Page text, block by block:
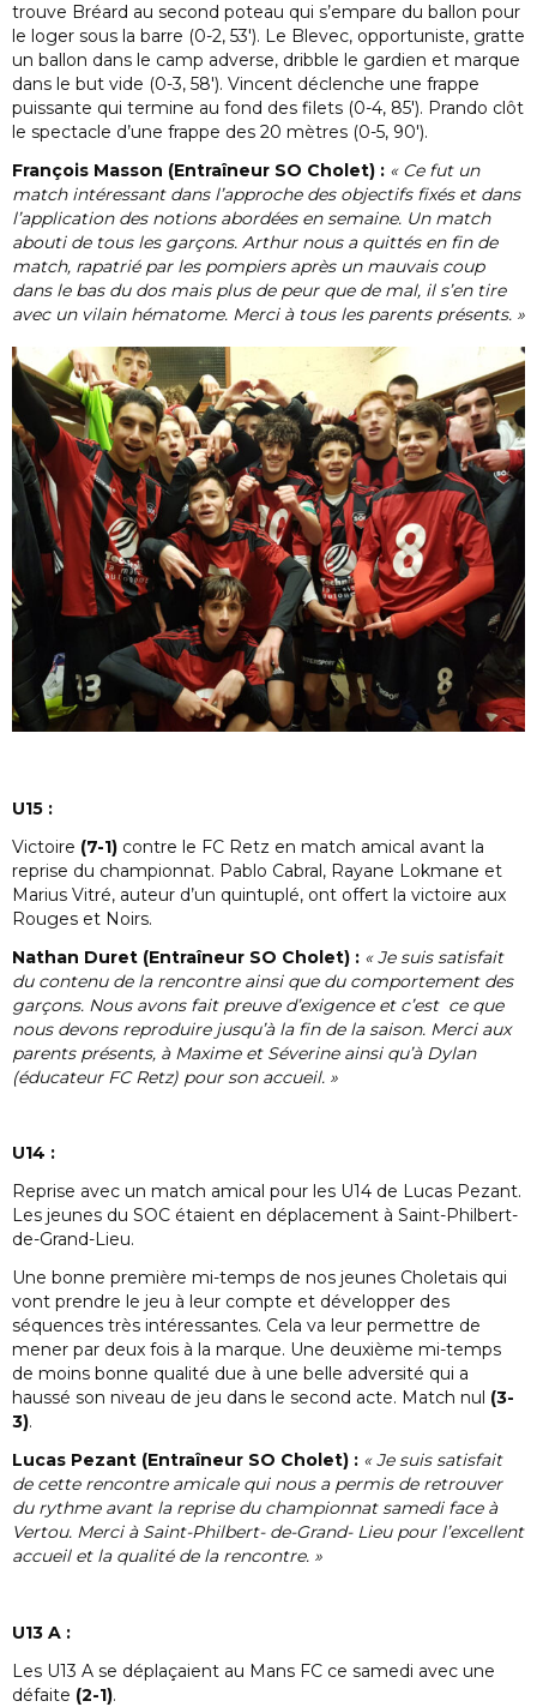
trouve Bréard au second poteau qui s’empare du ballon pour
le loger sous la barre (0-2, 53′). Le Blevec, opportuniste, gratte
un ballon dans le camp adverse, dribble le gardien et marque
dans le but vide (0-3, 58′). Vincent déclenche une frappe
puissante qui termine au fond des filets (0-4, 85′). Prando clôt
le spectacle d’une frappe des 20 mètres (0-5, 90′).
François Masson (Entraîneur SO Cholet) : « Ce fut un
match intéressant dans l’approche des objectifs fixés et dans
l’application des notions abordées en semaine. Un match
abouti de tous les garçons. Arthur nous a quittés en fin de
match, rapatrié par les pompiers après un mauvais coup
dans le bas du dos mais plus de peur que de mal, il s’en tire
avec un vilain hématome. Merci à tous les parents présents. »
U15 :
Victoire (7-1) contre le FC Retz en match amical avant la
reprise du championnat. Pablo Cabral, Rayane Lokmane et
Marius Vitré, auteur d’un quintuplé, ont offert la victoire aux
Rouges et Noirs.
Nathan Duret (Entraîneur SO Cholet) : « Je suis satisfait
du contenu de la rencontre ainsi que du comportement des
garçons. Nous avons fait preuve d’exigence et c’est ce que
nous devons reproduire jusqu’à la fin de la saison. Merci aux
parents présents, à Maxime et Séverine ainsi qu’à Dylan
(éducateur FC Retz) pour son accueil. »
U14 :
Reprise avec un match amical pour les U14 de Lucas Pezant.
Les jeunes du SOC étaient en déplacement à Saint-Philbert-
de-Grand-Lieu.
Une bonne première mi-temps de nos jeunes Choletais qui
vont prendre le jeu à leur compte et développer des
séquences très intéressantes. Cela va leur permettre de
mener par deux fois à la marque. Une deuxième mi-temps
de moins bonne qualité due à une belle adversité qui a
haussé son niveau de jeu dans le second acte. Match nul (3-
3).
Lucas Pezant (Entraîneur SO Cholet) : « Je suis satisfait
de cette rencontre amicale qui nous a permis de retrouver
du rythme avant la reprise du championnat samedi face à
Vertou. Merci à Saint-Philbert- de-Grand- Lieu pour l’excellent
accueil et la qualité de la rencontre. »
U13 A :
Les U13 A se déplaçaient au Mans FC ce samedi avec une
défaite (2-1).